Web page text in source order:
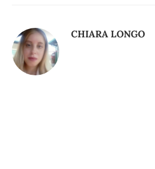
CHIARA LONGO